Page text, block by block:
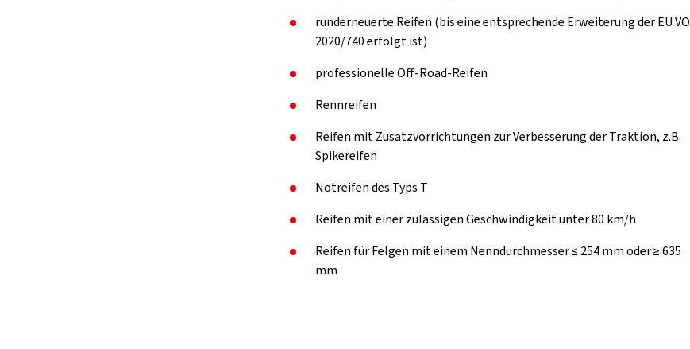
runderneuerte Reifen (bis eine entsprechende Erweiterung der EU VO
2020/740 erfolgt ist)
professionelle Off-Road-Reifen
Rennreifen
Reifen mit Zusatzvorrichtungen zur Verbesserung der Traktion, z.B.
Spikereifen
Notreifen des Typs T
Reifen mit einer zulässigen Geschwindigkeit unter 80 km/h
Reifen für Felgen mit einem Nenndurchmesser ≤ 254 mm oder ≥ 635
mm